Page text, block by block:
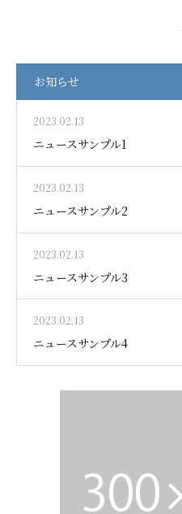
お知らせ
2023.02.13
ニュースサンプル1
2023.02.13
ニュースサンプル2
2023.02.13
ニュースサンプル3
2023.02.13
ニュースサンプル4